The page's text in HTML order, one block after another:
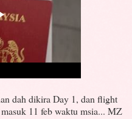
dah dikira Day 1, dan flight
11 feb waktu msia... MZ